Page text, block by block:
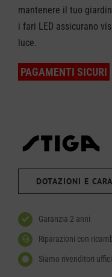
DOTAZIONI E
Garanzia 2 anni
Riparazioni con
Siamo rivenditori
mantenere il tuo
i fari LED assicurano
luce.
PAGAMENTI SICURI